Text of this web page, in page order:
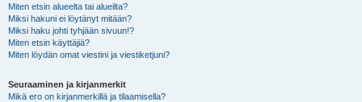
Miten etsin alueelta tai alueilta?
Miksi hakuni ei löytänyt mitään?
Miksi haku johti tyhjään sivuun!?
Miten etsin käyttäjiä?
Miten löydän omat viestini ja viestiketjuni?
Seuraaminen ja kirjanmerkit
Mikä ero on kirjanmerkillä ja tilaamisella?